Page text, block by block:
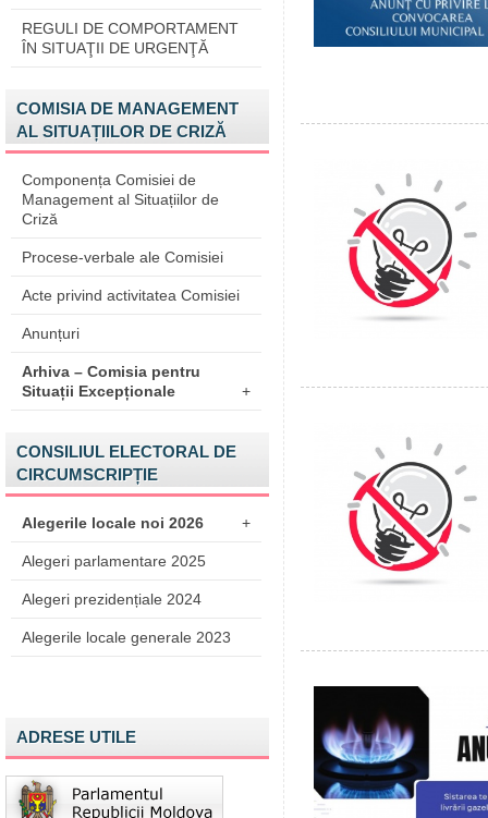
REGULI DE COMPORTAMENT
ÎN SITUAŢII DE URGENŢĂ
COMISIA DE MANAGEMENT
AL SITUAȚIILOR DE CRIZĂ
Componența Comisiei de
Management al Situațiilor de
Criză
Procese-verbale ale Comisiei
Acte privind activitatea Comisiei
Anunțuri
Arhiva – Comisia pentru
Situații Excepționale
+
CONSILIUL ELECTORAL DE
CIRCUMSCRIPȚIE
Alegerile locale noi 2026 +
Alegeri parlamentare 2025
Alegeri prezidențiale 2024
Alegerile locale generale 2023
ADRESE UTILE